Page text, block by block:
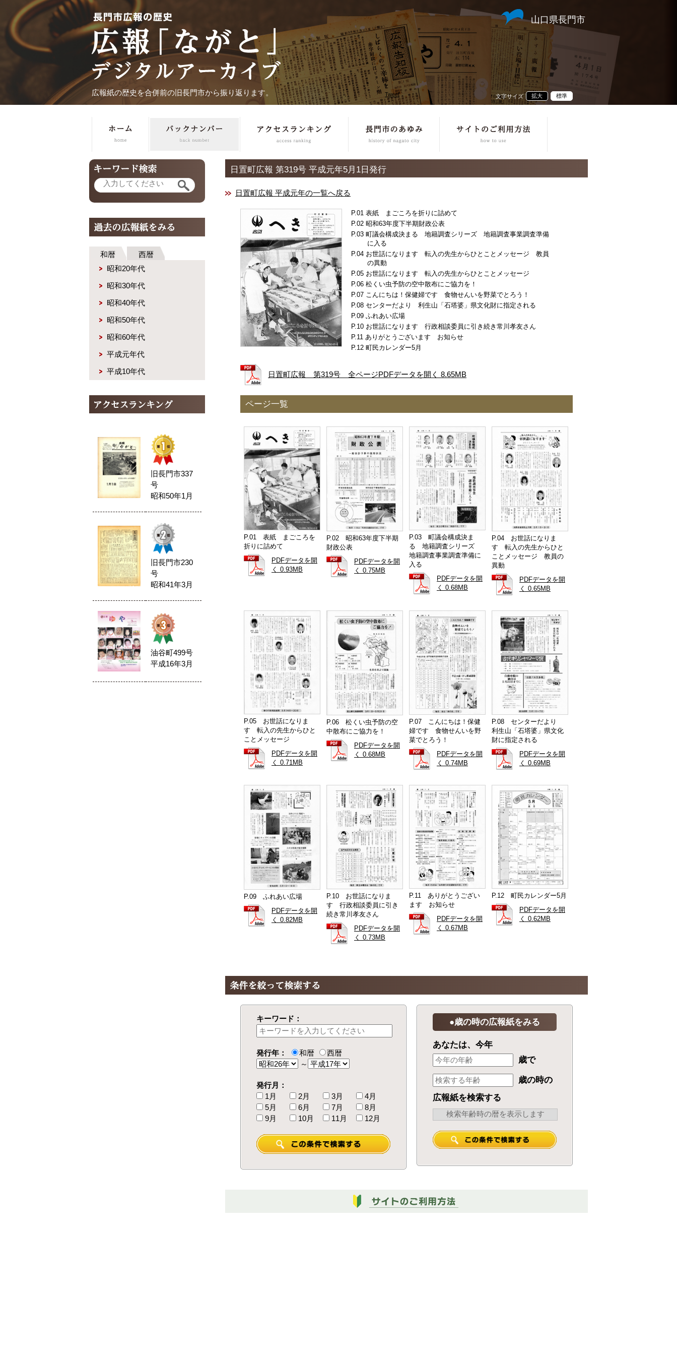
山口県長門市
広報紙の歴史を合併前の旧長門市から振り返ります。 Tweet 文字サイズ 標準
拡大
和暦
西暦
昭和20年代
昭和30年代
昭和40年代
昭和50年代
昭和60年代
平成元年代
平成10年代
旧長門市337
号
昭和50年1月
旧長門市230
号
昭和41年3月
油谷町499号
平成16年3月
日置町広報 第319号 平成元年5月1日発行
日置町広報 平成元年の一覧へ戻る
表紙 まごころを折りに詰めて
昭和63年度下半期財政公表
町議会構成決まる 地籍調査シリーズ 地籍調査事業調査準備
に入る
お世話になります 転入の先生からひとことメッセージ 教員
の異動
お世話になります 転入の先生からひとことメッセージ
松くい虫予防の空中散布にご協力を！
こんにちは！保健婦です 食物せんいを野菜でとろう！
センターだより 利生山「石塔婆」県文化財に指定される
ふれあい広場
お世話になります 行政相談委員に引き続き常川孝友さん
ありがとうございます お知らせ
町民カレンダー5月
日置町広報 第319号 全ページPDFデータを開く 8.65MB
ページ一覧
P.01 表紙 まごころを
折りに詰めて
PDFデータを開
く 0.93MB
P.02 昭和63年度下半期
財政公表
PDFデータを開
く 0.75MB
P.03 町議会構成決ま
る 地籍調査シリーズ
地籍調査事業調査準備に
入る
PDFデータを開
く 0.68MB
P.04 お世話になりま
す 転入の先生からひと
ことメッセージ 教員の
異動
PDFデータを開
く 0.65MB
P.05 お世話になりま
す 転入の先生からひと
ことメッセージ
PDFデータを開
く 0.71MB
P.06 松くい虫予防の空
中散布にご協力を！
PDFデータを開
く 0.68MB
P.07 こんにちは！保健
婦です 食物せんいを野
菜でとろう！
PDFデータを開
く 0.74MB
P.08 センターだより
利生山「石塔婆」県文化
財に指定される
PDFデータを開
く 0.69MB
P.09 ふれあい広場
PDFデータを開
く 0.82MB
P.10 お世話になりま
す 行政相談委員に引き
続き常川孝友さん
PDFデータを開
く 0.73MB
P.11 ありがとうござい
ます お知らせ
PDFデータを開
く 0.67MB
P.12 町民カレンダー5月
PDFデータを開
く 0.62MB
キーワード：
発行年： 和暦
西暦
～
発行月：
1月
2月 3月
4月
5月
6月 7月
8月
9月
10月 11月 12月
●歳の時の広報紙をみる
あなたは、今年
歳で
歳の時の
広報紙を検索する